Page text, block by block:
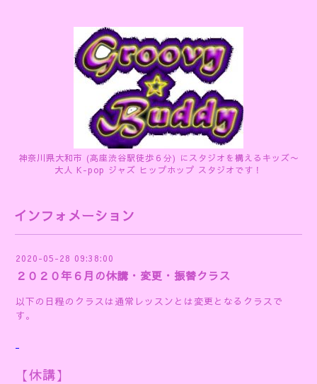
神奈川県大和市 (高座渋谷駅徒歩６分) にスタジオを構えるキッズ〜
大人 K-pop ジャズ ヒップホップ スタジオです！
インフォメーション
2020-05-28 09:38:00
２０２０年６月の休講・変更・振替クラス
以下の日程のクラスは通常レッスンとは変更となるクラスで
す。
【休講】